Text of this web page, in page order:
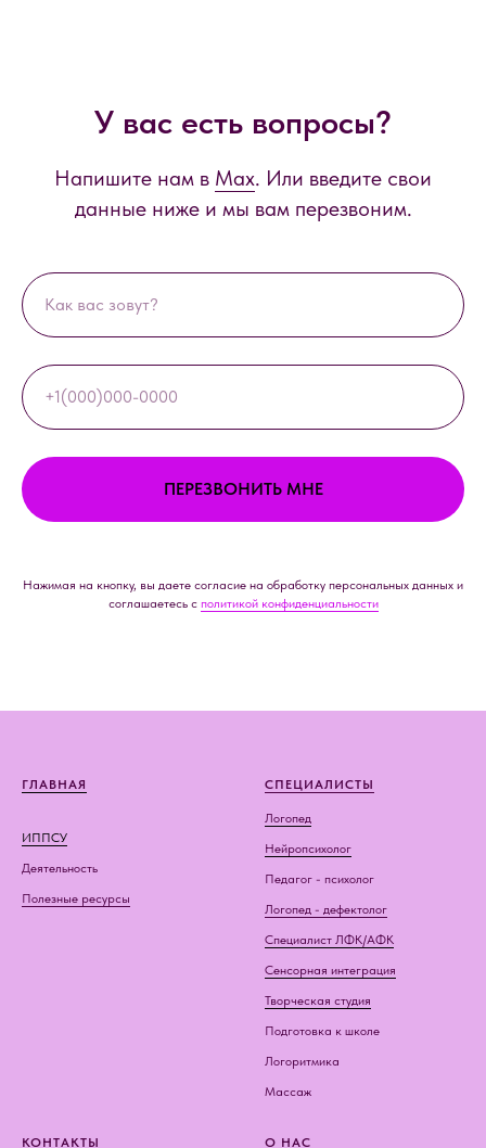
У вас есть вопросы?
Напишите нам в Max. Или введите свои
данные ниже и мы вам перезвоним.
ПЕРЕЗВОНИТЬ МНЕ
Нажимая на кнопку, вы даете согласие на обработку персональных данных и
соглашаетесь c политикой конфиденциальности
ГЛАВНАЯ
ИППСУ
Деятельность
Полезные ресурсы
СПЕЦИАЛИСТЫ
Логопед
Нейропсихолог
Педагог - психолог
Логопед - дефектолог
Специалист ЛФК/АФК
Сенсорная интеграция
Творческая студия
Подготовка к школе
Логоритмика
Массаж
КОНТАКТЫ О НАС